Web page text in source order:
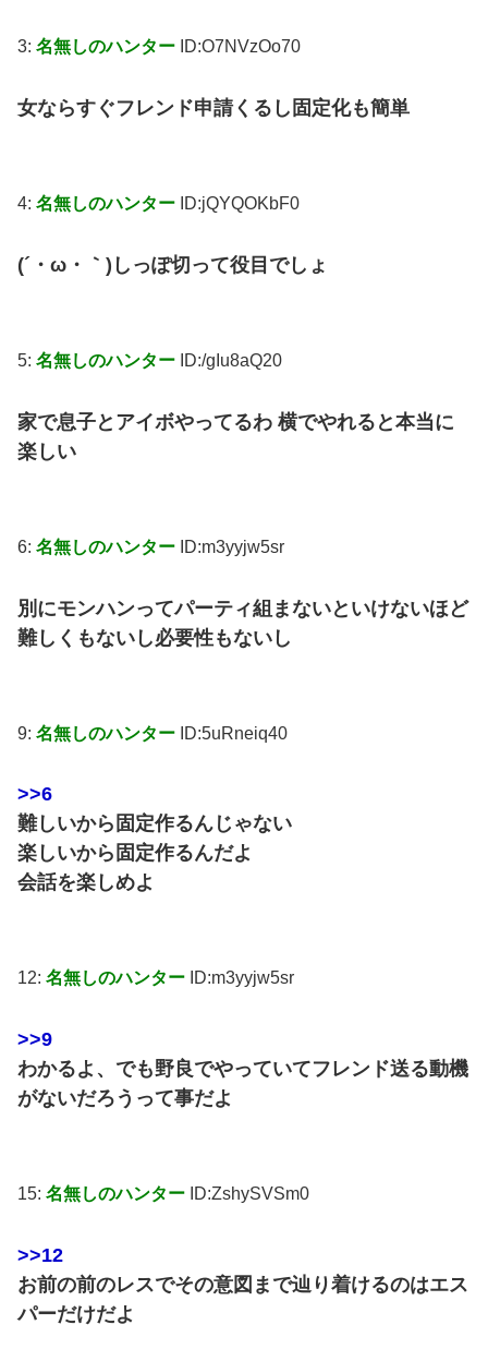
3: 名無しのハンター ID:O7NVzOo70
女ならすぐフレンド申請くるし固定化も簡単
4: 名無しのハンター ID:jQYQOKbF0
(´・ω・｀)しっぽ切って役目でしょ
5: 名無しのハンター ID:/gIu8aQ20
家で息子とアイボやってるわ 横でやれると本当に
楽しい
6: 名無しのハンター ID:m3yyjw5sr
別にモンハンってパーティ組まないといけないほど
難しくもないし必要性もないし
9: 名無しのハンター ID:5uRneiq40
>>6
難しいから固定作るんじゃない
楽しいから固定作るんだよ
会話を楽しめよ
12: 名無しのハンター ID:m3yyjw5sr
>>9
わかるよ、でも野良でやっていてフレンド送る動機
がないだろうって事だよ
15: 名無しのハンター ID:ZshySVSm0
>>12
お前の前のレスでその意図まで辿り着けるのはエス
パーだけだよ